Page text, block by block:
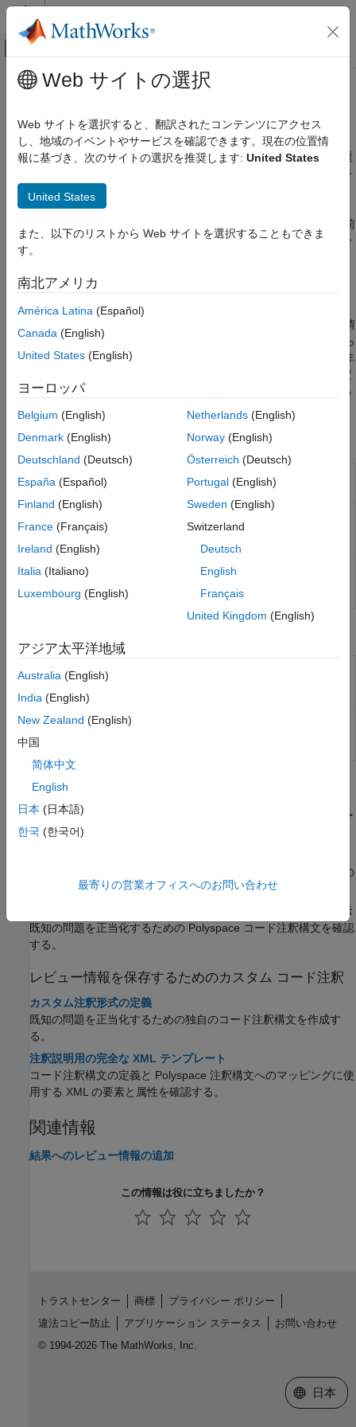
コンテンツへスキップ
オフキャンバス ナビゲーション メ
ドキュメンテーションのホーム
コード検証
Polyspace Bug Finder
カテゴリ
ソースとビルド オプションの構成
チェックの構成
独自のコーディング ルールとコーディング
規約の作成
レポート生成の構成
レビュー情報のインポートの構成
メインコンテンツ
レビュー情報のインポートの構成
既存の結果からのレビュー情報のインポートを構成する
以前の Polyspace の結果やソース コードから、ステータス、重
大度、その他のコメントや正当化などのレビュー情報をインポー
トする方法を構成します。
Polyspace Platform ユーザー インターフェイスでは、既定で以前
の実行のレビュー情報が現在の実行にインポートされます。ユー
ザー インターフェイスとコマンド ラインの両方で、別の結果セ
ットからレビュー情報を明示的にインポートすることもできま
す。
または、標準形式の注釈をソース コードに追加して、レビュー情
報を保存できます。以降のソース コード解析では注釈が読み取ら
れ、レビュー情報が Polyspace の結果にインポートされます。非
標準形式のコード注釈を追加する場合は、Polyspace がその注釈
を認識できるようにするために、形式へのマッピングを指定する
Polyspace オプション
-import-
comments
以前の解析からレビュー情報をインポート
code-
annotations
ド注釈を無視し、すべての結果を未確認とし
(R2022a 以降)
-xml-
description
Polyspace 解析結果に対するカスタム コー
polyspace-
comments-
import
polyspace-
results-
export
(システム コマンド) CSV や JSON などの外
トピック
以前の結果またはコードからレビュー情報をインポー
ト
ステータス、重大度、追加のメモなどの情報を別の Polyspace の
結果ファイルからインポートする。
コードへの注釈付けと既知の結果または許容可能な結果の非表示
既知の問題を正当化するための Polyspace コード注釈構文を確認
する。
レビュー情報を保存するためのカスタム コード注釈
カスタム注釈形式の定義
既知の問題を正当化するための独自のコード注釈構文を作成す
る。
注釈説明用の完全な XML テンプレート
コード注釈構文の定義と Polyspace 注釈構文へのマッピングに使
用する XML の要素と属性を確認する。
関連情報
結果へのレビュー情報の追加
この情報は役に立ちましたか？
Web サイトの選択
Web サイトを選択すると、翻訳されたコンテンツにアクセス
し、地域のイベントやサービスを確認できます。現在の位置情
報に基づき、次のサイトの選択を推奨します: United States
United States
また、以下のリストから Web サイトを選択することもできま
す。
南北アメリカ
América Latina (Español)
Canada (English)
United States (English)
ヨーロッパ
Belgium (English)
Denmark (English)
Deutschland (Deutsch)
España (Español)
Finland (English)
France (Français)
Ireland (English)
Italia (Italiano)
Luxembourg (English)
Netherlands(English)
Norway(English)
Österreich (Deutsch)
Portugal(English)
Sweden (English)
Switzerland
Deutsch
English
Français
United Kingdom (English)
アジア太平洋地域
Australia (English)
India (English)
New Zealand (English)
中国
简体中文
English
日本 (日本語)
한국 (한국어)
最寄りの営業オフィスへのお問い合わせ
トラストセンター 商標
プライバシー ポリシー
違法コピー防止
アプリケーション ステータス
お問い合わせ
© 1994-2026 The MathWorks, Inc.
Web サイ
日本